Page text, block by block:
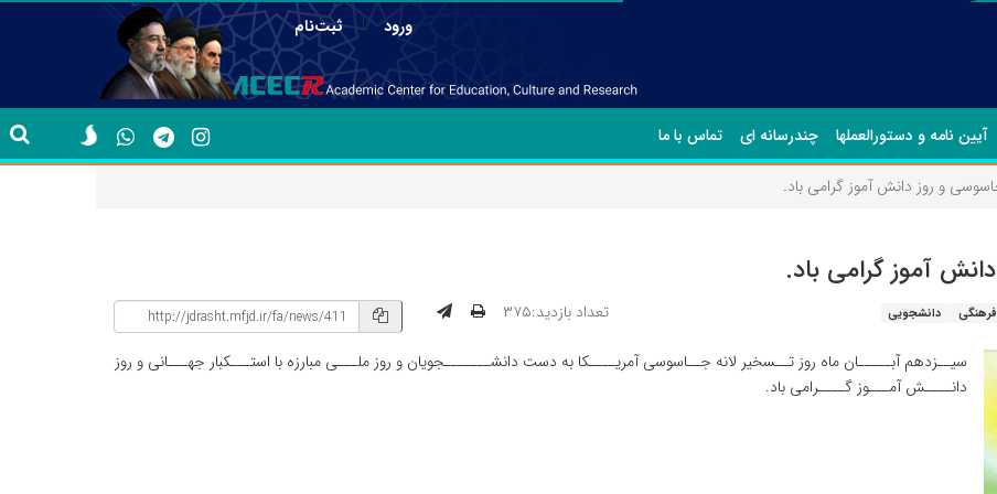
ورود | ثبت‌نام
آیین نامه و دستورالعملها چندرسانه ای تماس با ما
فرهنگی دانشجویی تعداد بازدید:۳۷۵
سیــزدهم آبـــــان ماه روز تــسخیر لانه جــاسوسی آمریــــکا به دست دانشـــــــجویان و روز ملـــی مبارزه با استـــکبار جهـــانی و روز
دانــــش آمـــوز گــــرامی باد.